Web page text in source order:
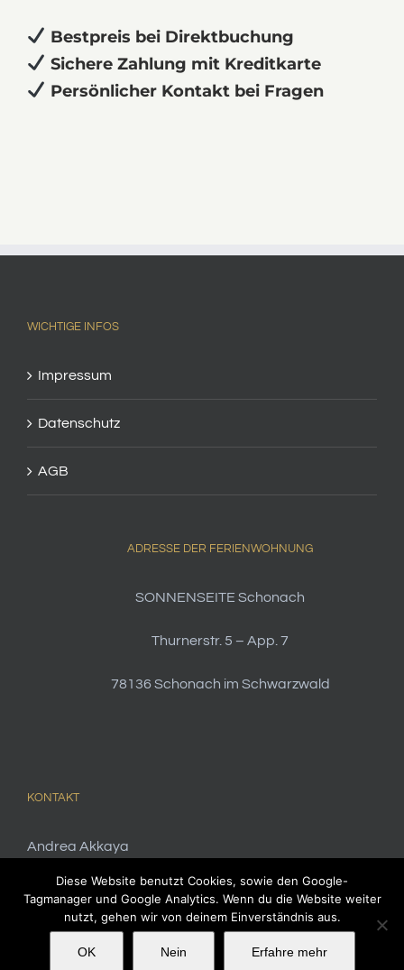
Bestpreis bei Direktbuchung
Sichere Zahlung mit Kreditkarte
Persönlicher Kontakt bei Fragen
WICHTIGE INFOS
Impressum
Datenschutz
AGB
ADRESSE DER FERIENWOHNUNG
SONNENSEITE Schonach
Thurnerstr. 5 – App. 7
78136 Schonach im Schwarzwald
KONTAKT
Andrea Akkaya
Telefon: 0049-261 - 20386855
E-Mail:sonnenseite-schonach@gmx.de
Diese Website benutzt Cookies, sowie den Google-
Tagmanager und Google Analytics. Wenn du die Website weiter
nutzt, gehen wir von deinem Einverständnis aus.
OK Nein Erfahre mehr